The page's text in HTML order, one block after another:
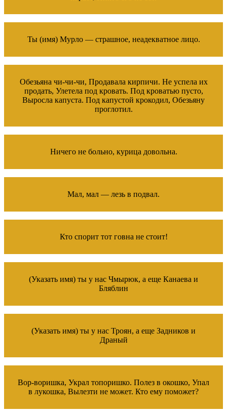
Ты (имя) Мурло — страшное, неадекватное лицо.
Обезьяна чи-чи-чи, Продавала кирпичи. Не успела их
продать, Улетела под кровать. Под кроватью пусто,
Выросла капуста. Под капустой крокодил, Обезьяну
проглотил.
Ничего не больно, курица довольна.
Мал, мал — лезь в подвал.
Кто спорит тот говна не стоит!
(Указать имя) ты у нас Чмырюк, а еще Канаева и
Бляблин
(Указать имя) ты у нас Троян, а еще Задников и
Драный
Вор-воришка, Украл топоришко. Полез в окошко, Упал
в лукошка, Вылезти не может. Кто ему поможет?